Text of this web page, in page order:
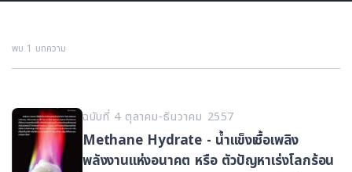
พบ 1 บทความ
ฉบับที่ 4 ตุลาคม-ธันวาคม 2557
Methane Hydrate - น้ำแข็งเชื้อเพลิง
พลังงานแห่งอนาคต หรือ ตัวปัญหาเร่งโลกร้อน